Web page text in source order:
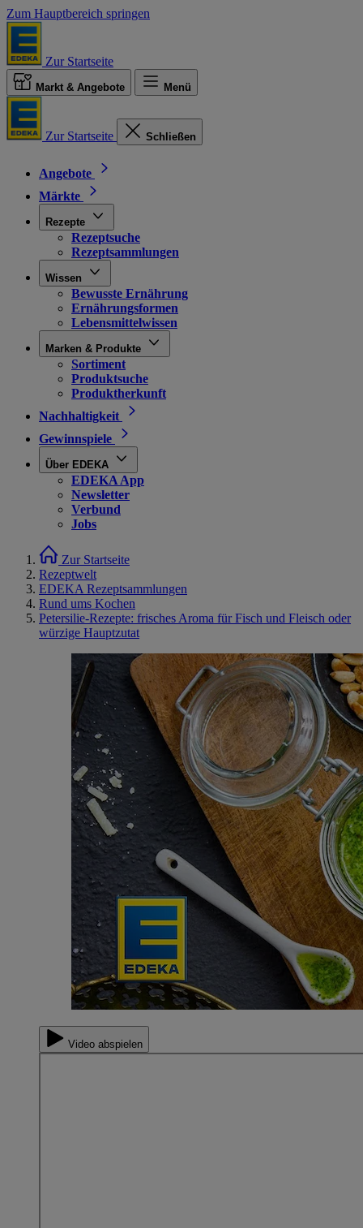
Zum Hauptbereich springen
Zur Startseite
Markt & Angebote Menü
Zur Startseite Schließen
Angebote
Märkte
Rezepte
Rezeptsuche
Rezeptsammlungen
Wissen
Bewusste Ernährung
Ernährungsformen
Lebensmittelwissen
Marken & Produkte
Sortiment
Produktsuche
Produktherkunft
Nachhaltigkeit
Gewinnspiele
Über EDEKA
EDEKA App
Newsletter
Verbund
Jobs
Zur Startseite
Rezeptwelt
EDEKA Rezeptsammlungen
Rund ums Kochen
Petersilie-Rezepte: frisches Aroma für Fisch und Fleisch oder
würzige Hauptzutat
Video abspielen